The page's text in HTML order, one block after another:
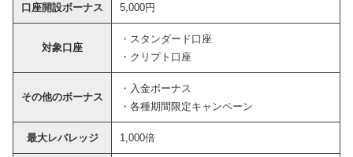
口座開設ボーナス 5,000円
対象口座
・スタンダード口座
・クリプト口座
その他のボーナス
・入金ボーナス
・各種期間限定キャンペーン
最大レバレッジ 1,000倍